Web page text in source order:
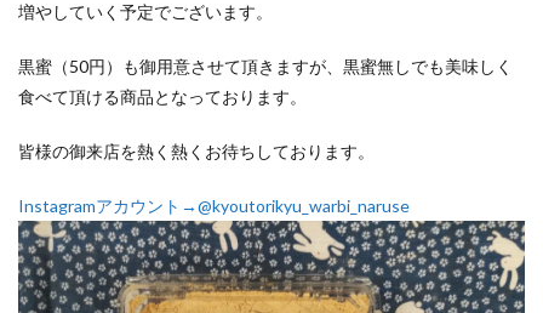
増やしていく予定でございます。
黒蜜（50円）も御用意させて頂きますが、黒蜜無しでも美味しく
食べて頂ける商品となっております。
皆様の御来店を熱く熱くお待ちしております。
Instagramアカウント→@kyoutorikyu_warbi_naruse